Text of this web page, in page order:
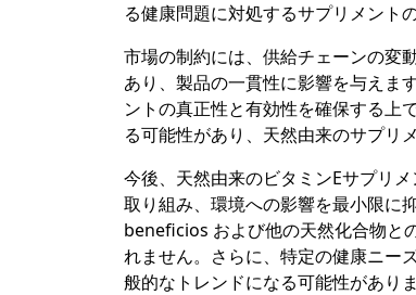
る健康問題に対処するサプリメント
市場の制約には、供給チェーンの変
あり、製品の一貫性に影響を与えま
ントの真正性と有効性を確保する上
る可能性があり、天然由来のサプリ
今後、天然由来のビタミンEサプリ
取り組み、環境への影響を最小限に
beneficios および他の天然化合物と
れません。さらに、特定の健康ニー
般的なトレンドになる可能性があり